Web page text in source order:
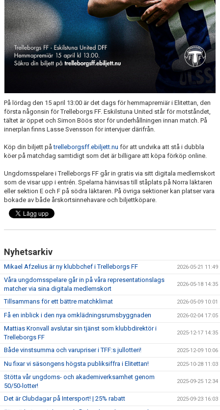
På lördag den 15 april 13:00 är det dags för hemmapremiär i Elitettan, den
första någonsin för Trelleborgs FF. Eskilstuna United står för motståndet,
tältet är öppet och Simon Böös stor för underhållningen innan match. På
innerplan finns Lasse Svensson för intervjuer därifrån.
Köp din biljett påtrelleborgsff.ebiljett.nu för att undvika att stå i dubbla
köer på matchdag samtidigt som det är billigare att köpa förköp online.
Ungdomsspelare i Trelleborgs FF går in gratis via sitt digitala medlemskort
som de visar upp i entrén. Spelarna hänvisas till ståplats på Norra läktaren
eller sektion E och F på södra läktaren. På övriga sektioner kan platser vara
bokade av både årskortsinnehavare och biljettköpare.
Nyhetsarkiv
Mikael Afzelius är ny klubbchef i Trelleborgs FF 2026-05-21 11:49
Våra ungdomsspelare går in på våra representationslags
matcher via sina digitala medlemskort
2026-05-18 14:35
Tillsammans för ett bättre matchklimat 2026-05-09 10:01
Få en inblick i den nya omklädningsrumsbyggnaden 2026-02-04 17:05
Mattias Kronvall avslutar sin tjänst som klubbdirektör i
Trelleborgs FF
2025-12-17 14:35
Både vinstsumma och varupriser i TFF:s jullotteri! 2025-12-09 10:06
Nu fixar vi säsongens högsta publiksiffra i Elitettan! 2025-10-28 11:03
Stötta vår ungdoms- och akademiverksamhet genom
50/50-lotter!
2025-09-25 12:34
Det är Clubdagar på Intersport! | 25% rabatt 2025-09-23 16:03